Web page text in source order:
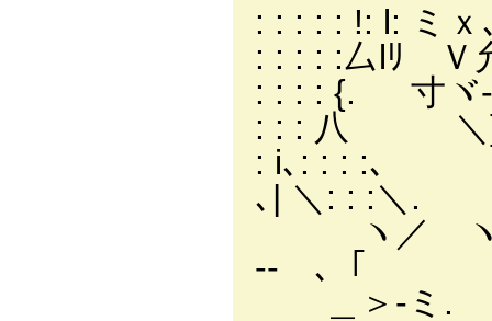
: : : : : !: l: ミ
: : : : :厶lﾘ Ｖ
: : : : {. 寸
: : : 八 ＼
: i､: : : :､ ＼
､| ＼: : :
ヽ／
‐- ､「
＿＞-